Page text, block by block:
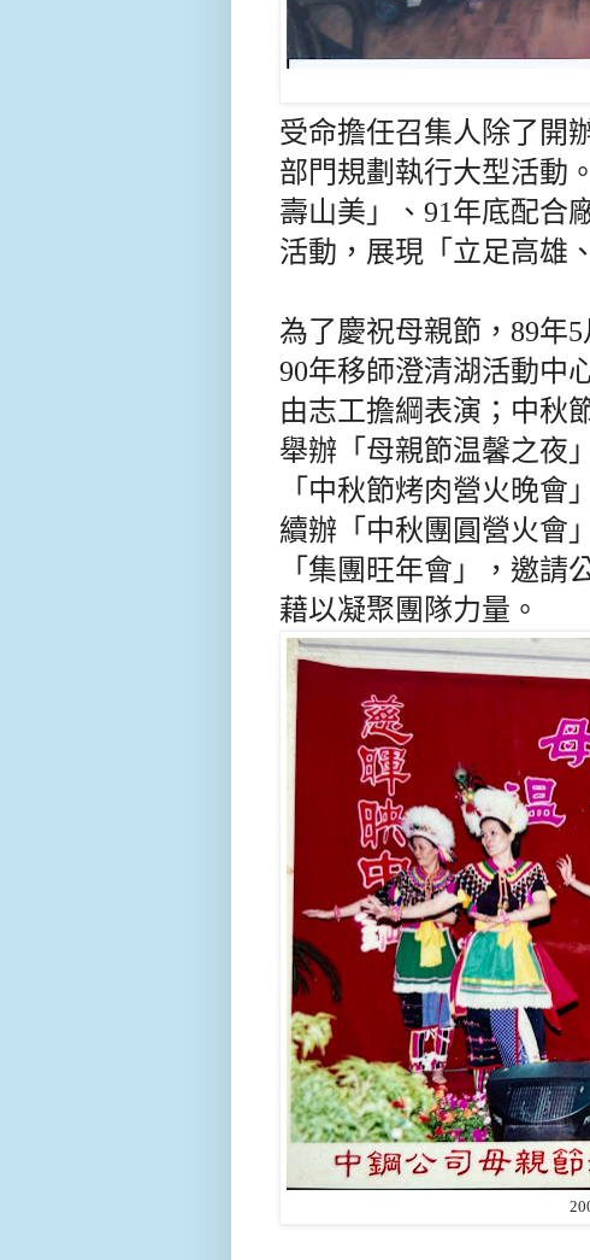
受命擔任召集人除了開
部門規劃執行大型活動
壽山美」、 91年底配合
活動，展現「立足高雄
為了慶祝母親節， 89年5
90年移師澄清湖活動中
由志工擔綱表演；中秋
舉辦「母親節温馨之夜
「中秋節烤肉營火晚會
續辦「中秋團圓營火會
「集團旺年會」，邀請
藉以凝聚團隊力量。